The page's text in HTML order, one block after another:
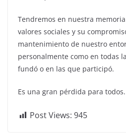
Tendremos en nuestra
valores sociales y su
mantenimiento de nuestro
personalmente como en todas
fundó o en las que participó.
Es una gran pérdida para todos.
Post Views: 945